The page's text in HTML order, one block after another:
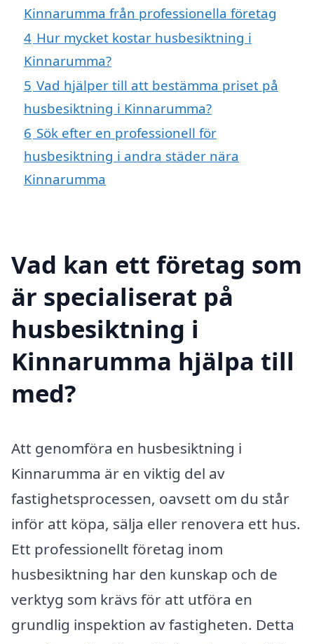
Kinnarumma från professionella företag
4 Hur mycket kostar husbesiktning i
Kinnarumma?
5 Vad hjälper till att bestämma priset på
husbesiktning i Kinnarumma?
6 Sök efter en professionell för
husbesiktning i andra städer nära
Kinnarumma
Vad kan ett företag som
är specialiserat på
husbesiktning i
Kinnarumma hjälpa till
med?
Att genomföra en husbesiktning i
Kinnarumma är en viktig del av
fastighetsprocessen, oavsett om du står
inför att köpa, sälja eller renovera ett hus.
Ett professionellt företag inom
husbesiktning har den kunskap och de
verktyg som krävs för att utföra en
grundlig inspektion av fastigheten. Detta